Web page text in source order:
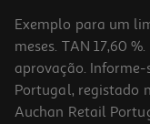
Exemplo para um
meses. TAN 17,60
aprovação.
Portugal, registado
Auchan Retail